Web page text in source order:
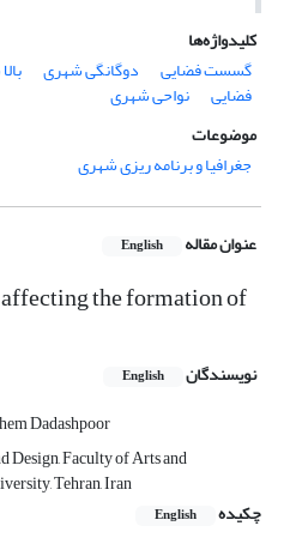
کلیدواژه‌ها
گسست فضایی
دوگانگی شهری
فضایی
نواحی شهری
موضوعات
جغرافیا و برنامه ریزی شهری
عنوان مقاله English
the formation of
نویسندگان English
Dadashpoor
Design, Faculty of Arts and
Tehran, Iran
چکیده
English